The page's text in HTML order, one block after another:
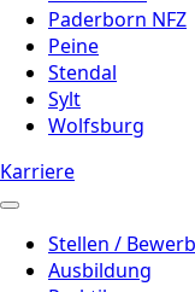
Paderborn NFZ
Peine
Stendal
Sylt
Wolfsburg
Karriere
Stellen /
Ausbildung